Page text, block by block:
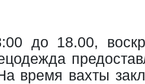
до 18.00,
время вахты